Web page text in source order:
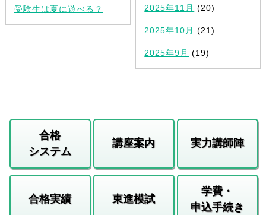
受験生は夏に遊べる？
2025年11月 (20)
2025年10月 (21)
2025年9月 (19)
合格
システム
講座案内 実力講師陣
合格実績 東進模試
学費・
申込手続き